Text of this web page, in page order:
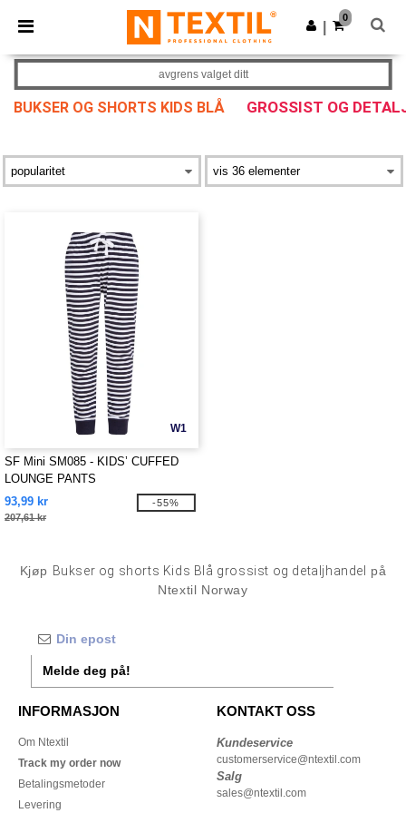
× Ntextil-app
Bedre priser i appen!
Last ned app
0
BUKSER OG SHORTS KIDS BLÅ GROSSIST OG
avgrens valget ditt
W1
SF Mini SM085 - KIDS’ CUFFED
LOUNGE PANTS
93,99 kr
207,61 kr
-55%
Kjøp Bukser og shorts Kids Blå grossist og detaljhandel
på
Ntextil Norway
Melde deg på!
INFORMASJON
Om Ntextil
Track my order now
Betalingsmetoder
Levering
KONTAKT OSS
Kundeservice
customerservice@ntextil.com
Salg
sales@ntextil.com